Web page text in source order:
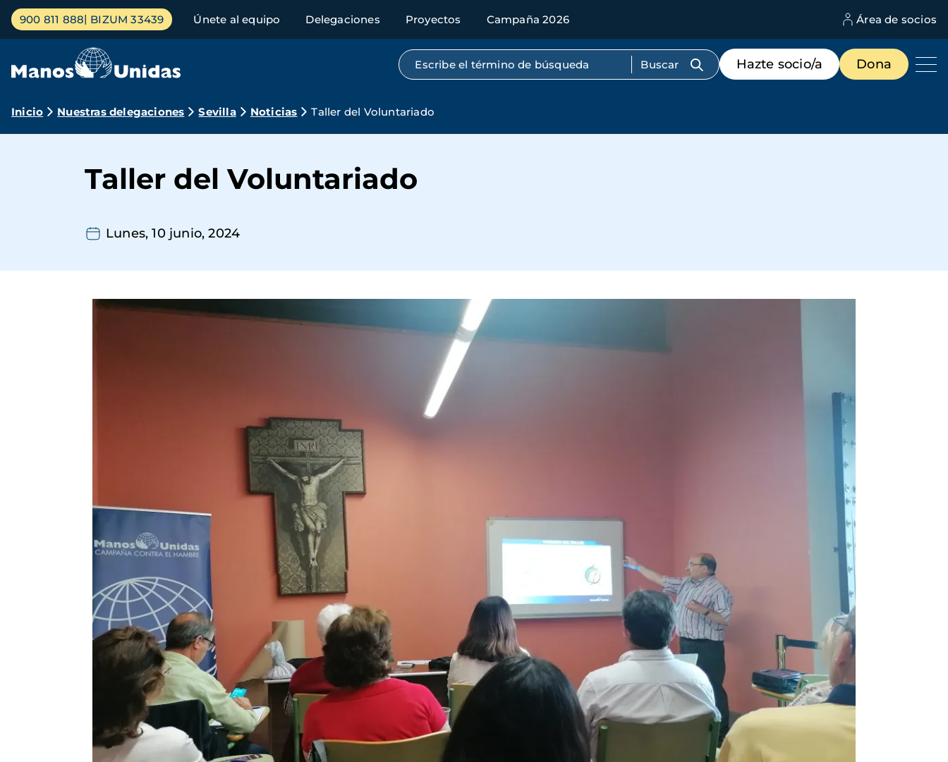
Pasar
contenido
Menú
principal
900 811 888 BIZUM 33439 Únete al equipo Delegaciones Proyectos Campaña 2026 Área de socios
Búsqueda por texto completo
Menú
de
destacados
Hazte socio/a Dona
Ruta
navegación
Inicio Nuestras delegaciones Sevilla Noticias Taller del Voluntariado
Taller del Voluntariado
Lunes, 10 junio, 2024